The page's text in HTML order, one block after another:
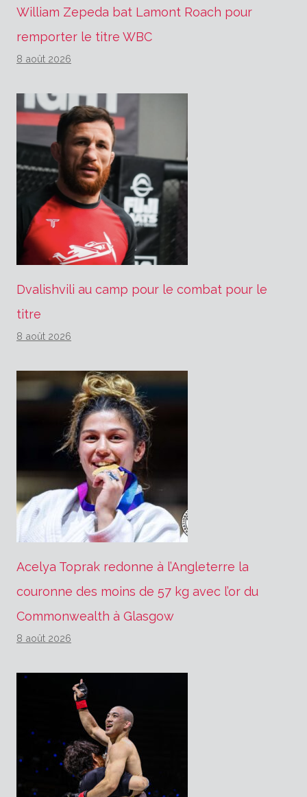
William Zepeda bat Lamont Roach pour
remporter le titre WBC
8 août 2026
Dvalishvili au camp pour le combat pour le
titre
8 août 2026
Acelya Toprak redonne à l’Angleterre la
couronne des moins de 57 kg avec l’or du
Commonwealth à Glasgow
8 août 2026